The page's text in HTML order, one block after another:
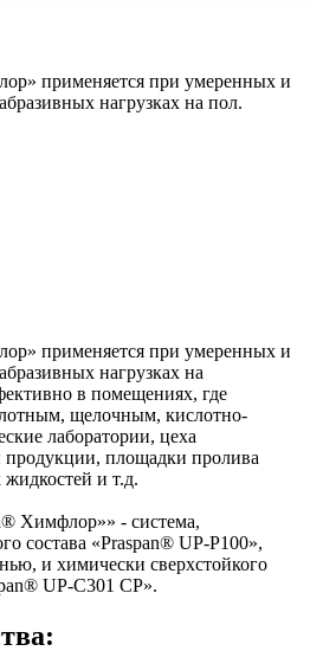
применяется при умеренных и
нагрузках на пол.
применяется при умеренных и
нагрузках на
в помещениях, где
щелочным, кислотно-
лаборатории, цеха
продукции, площадки пролива
и т.д.
Химфлор»» - система,
состава «Praspan® UP-P100»,
и химически сверхстойкого
UP-C301 CP».